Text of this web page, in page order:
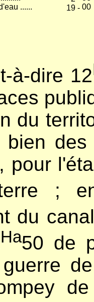
......
19 - 00
à-dire 12
du
bien
pour
; en
du
Ha50 de
guerre